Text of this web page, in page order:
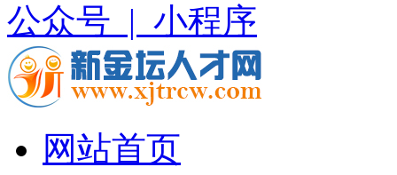
公众号 | 小程序
网站首页